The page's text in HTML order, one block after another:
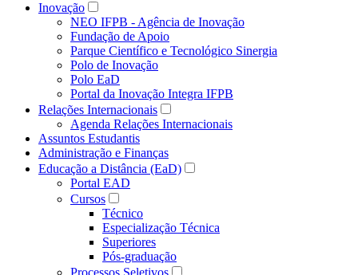
Inovação
NEO IFPB - Agência de Inovação
Fundação de Apoio
Parque Científico e Tecnológico Sinergia
Polo de Inovação
Polo EaD
Portal da Inovação Integra IFPB
Relações Internacionais
Agenda Relações Internacionais
Assuntos Estudantis
Administração e Finanças
Educação a Distância (EaD)
Portal EAD
Cursos
Técnico
Especialização Técnica
Superiores
Pós-graduação
Processos Seletivos